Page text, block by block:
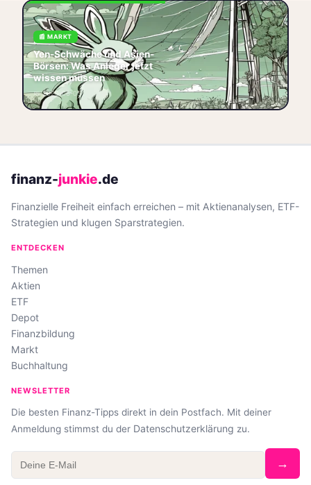
📰 MARKT
Yen-Schwäche und Asien-
Börsen: Was Anleger jetzt
wissen müssen
📅 2026-06-05
Yen‑Schwäche: 1 USD =
158 JPY – DAX +0,12 % bei
24.974, Nikkei –41 % seit
Jahresbeginn, Gold
2.840 USD/Unze. Was
Anleger
🏷️ Japan 🏷️ Asien
🏷️ Yen
🏷️ Markt
finanz-junkie.de
Finanzielle Freiheit einfach erreichen – mit Aktienanalysen, ETF-
Strategien und klugen Sparstrategien.
ENTDECKEN
Themen
Aktien
ETF
Depot
Finanzbildung
Markt
Buchhaltung
NEWSLETTER
Die besten Finanz-Tipps direkt in dein Postfach. Mit deiner
Anmeldung stimmst du der Datenschutzerklärung zu.
→